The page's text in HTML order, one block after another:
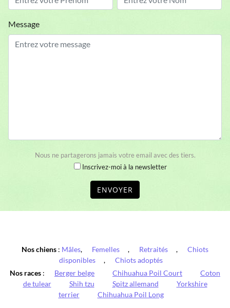
Message
Nous ne partagerons jamais votre email avec des tiers.
Inscrivez-moi à la newsletter
ENVOYER
Nos chiens : Mâles, Femelles , Retraités ,
Chiots
disponibles
,
Chiots adoptés
Nos races : Berger belge Chihuahua Poil Court
Coton
de tulear
Shih tzu Spitz allemand
Yorkshire
terrier
Chihuahua Poil Long